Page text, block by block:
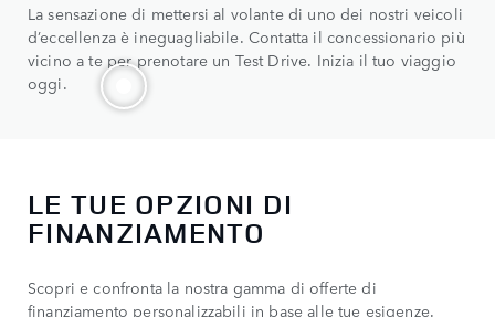
La sensazione di mettersi al volante di uno dei nostri veicoli
d’eccellenza è ineguagliabile. Contatta il concessionario più
vicino a te per prenotare un Test Drive. Inizia il tuo viaggio
oggi.
LE TUE OPZIONI DI
FINANZIAMENTO
Scopri e confronta la nostra gamma di offerte di
finanziamento personalizzabili in base alle tue esigenze.